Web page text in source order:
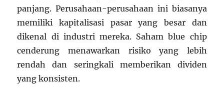
panjang. Perusahaan-perusahaan ini biasanya
memiliki kapitalisasi pasar yang besar dan
dikenal di industri mereka. Saham blue chip
cenderung menawarkan risiko yang lebih
rendah dan seringkali memberikan dividen
yang konsisten.